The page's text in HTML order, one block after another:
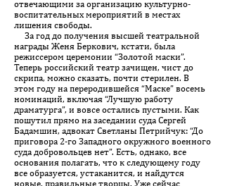
отвечающими за организацию культурно-
воспитательных мероприятий в местах
лишения свободы.
За год до получения высшей театральной
награды Женя Беркович, кстати, была
режиссером церемонии “Золотой маски”.
Теперь российский театр зачищен, чист до
скрипа, можно сказать, почти стерилен. В
этом году на переродившейся “Маске” восемь
номинаций, включая “Лучшую работу
драматурга”, и вовсе остались пустыми. Как
пошутил прямо на заседании суда Сергей
Бадамшин, адвокат Светланы Петрийчук: “До
приговора 2-го Западного окружного военного
суда добровольцев нет”. Есть, однако, все
основания полагать, что к следующему году
все образуется, устаканится, и найдутся
новые, правильные творцы. Уже сейчас